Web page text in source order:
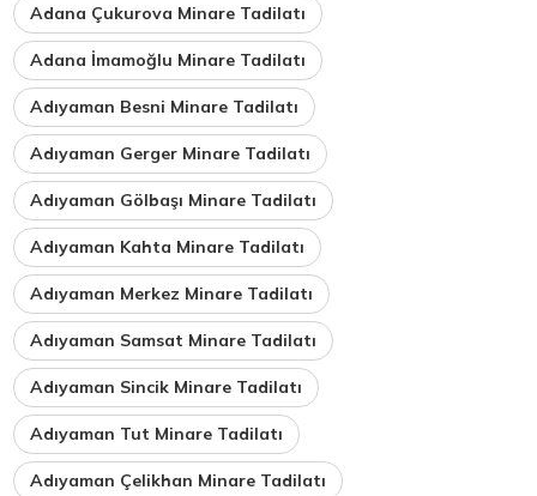
Adana Çukurova Minare Tadilatı
Adana İmamoğlu Minare Tadilatı
Adıyaman Besni Minare Tadilatı
Adıyaman Gerger Minare Tadilatı
Adıyaman Gölbaşı Minare Tadilatı
Adıyaman Kahta Minare Tadilatı
Adıyaman Merkez Minare Tadilatı
Adıyaman Samsat Minare Tadilatı
Adıyaman Sincik Minare Tadilatı
Adıyaman Tut Minare Tadilatı
Adıyaman Çelikhan Minare Tadilatı